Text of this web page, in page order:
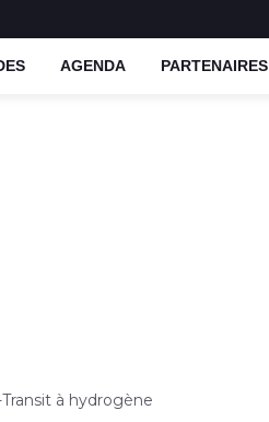
AGENDA PARTENAIRES
à hydrogène